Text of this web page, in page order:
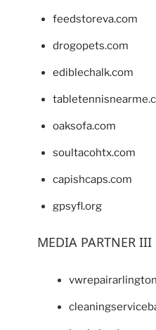
feedstoreva.com
drogopets.com
ediblechalk.com
oaksofa.com
soultacohtx.com
capishcaps.com
gpsyfl.org
MEDIA PARTNER III